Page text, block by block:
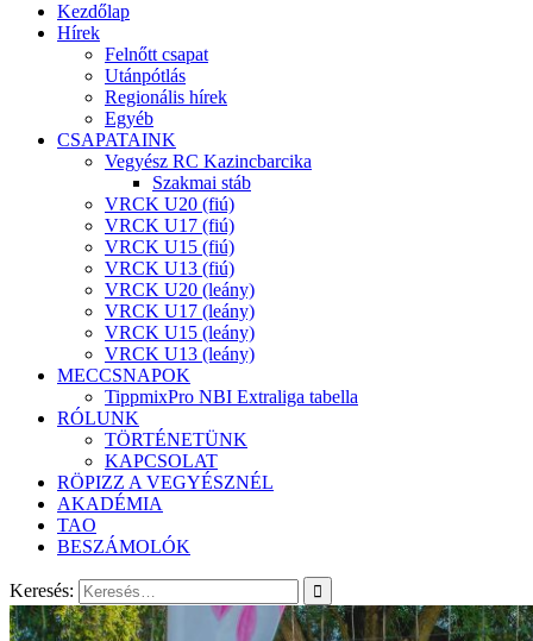
Kezdőlap
Hírek
Felnőtt csapat
Utánpótlás
Regionális hírek
Egyéb
CSAPATAINK
Vegyész RC Kazincbarcika
Szakmai stáb
VRCK U20 (fiú)
VRCK U17 (fiú)
VRCK U15 (fiú)
VRCK U13 (fiú)
VRCK U20 (leány)
VRCK U17 (leány)
VRCK U15 (leány)
VRCK U13 (leány)
MECCSNAPOK
TippmixPro NBI Extraliga tabella
RÓLUNK
TÖRTÉNETÜNK
KAPCSOLAT
RÖPIZZ A VEGYÉSZNÉL
AKADÉMIA
TAO
BESZÁMOLÓK
Keresés: